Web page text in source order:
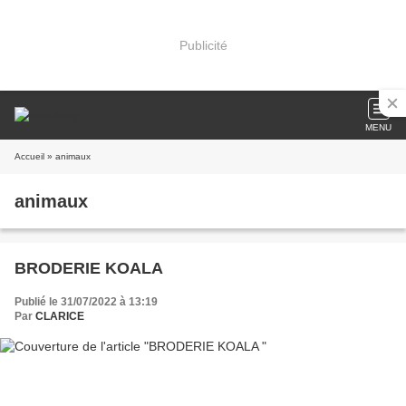
Publicité
MENU
Accueil » animaux
animaux
BRODERIE KOALA
Publié le 31/07/2022 à 13:19
Par CLARICE